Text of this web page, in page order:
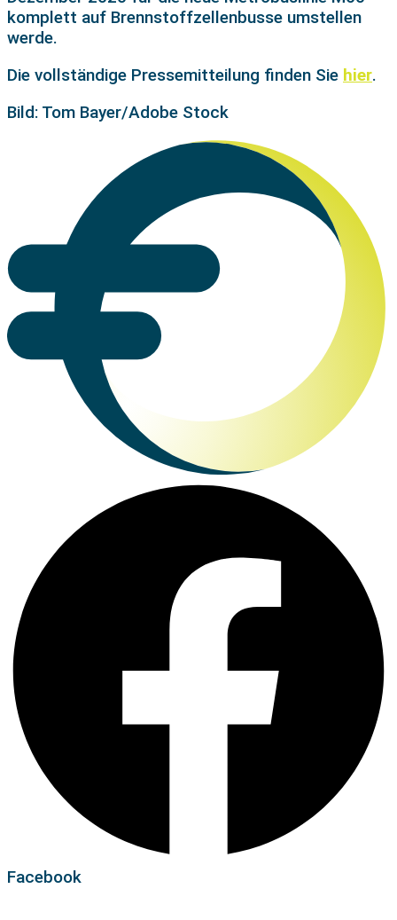
komplett auf Brennstoffzellenbusse umstellen
werde.
Die vollständige Pressemitteilung finden Sie hier.
Bild: Tom Bayer/Adobe Stock
Facebook